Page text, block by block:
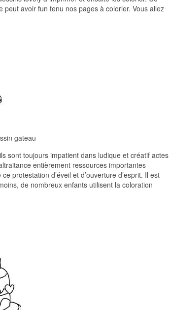
avoir fun tenu nos pages à colorier. Vous allez
gateau
sont toujours impatient dans ludique et créatif actes
entièrement ressources importantes
protestation d’éveil et d’ouverture d’esprit. Il est
de nombreux enfants utilisent la coloration